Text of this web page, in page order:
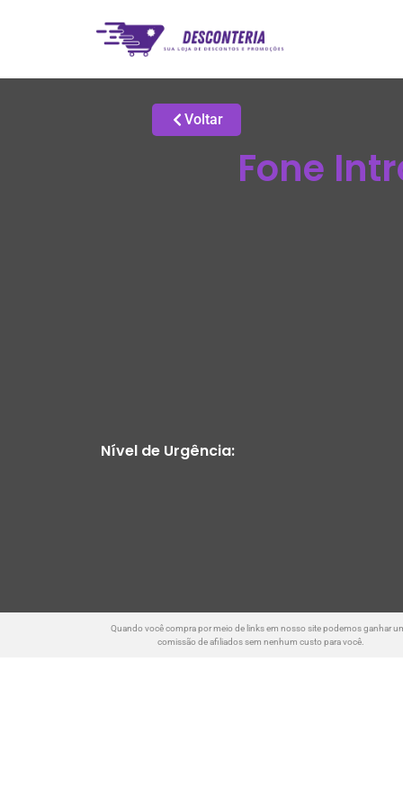
Voltar
Fone
Nível de Urgência:
Quando você compra por meio de links em nosso site podemos ganhar
comissão de afiliados sem nenhum custo para você.